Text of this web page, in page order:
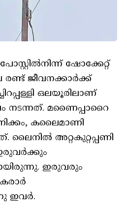
ഷോക്കേറ്റ്
ജീവനക്കാർക്ക്
ഒലയൂരിലാണ്
നടന്നത്. മണൈപ്പാറൈ
കലൈമാണി
ലൈനിൽ അ​റ്റകു​റ്റപ്പണി
ഇരുവരും
ഇവർ.